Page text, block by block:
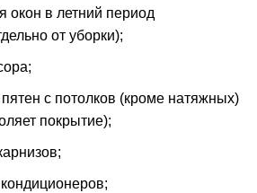
окон в летний период
от уборки);
с потолков (кроме натяжных)
покрытие);